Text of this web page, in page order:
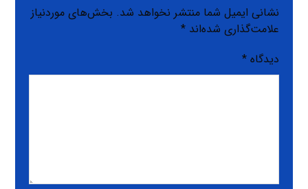
نشانی ایمیل شما منتشر نخواهد شد. بخش‌های موردنیاز
علامت‌گذاری شده‌اند*
دیدگاه*